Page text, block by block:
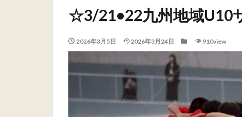
☆3/21•22九州地域U10
2026年3月5日 2026年3月24日 910view